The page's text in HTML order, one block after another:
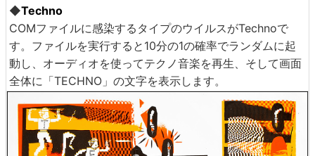
◆Techno
COMファイルに感染するタイプのウイルスがTechnoで
す。ファイルを実行すると10分の1の確率でランダムに起
動し、オーディオを使ってテクノ音楽を再生、そして画面
全体に「TECHNO」の文字を表示します。